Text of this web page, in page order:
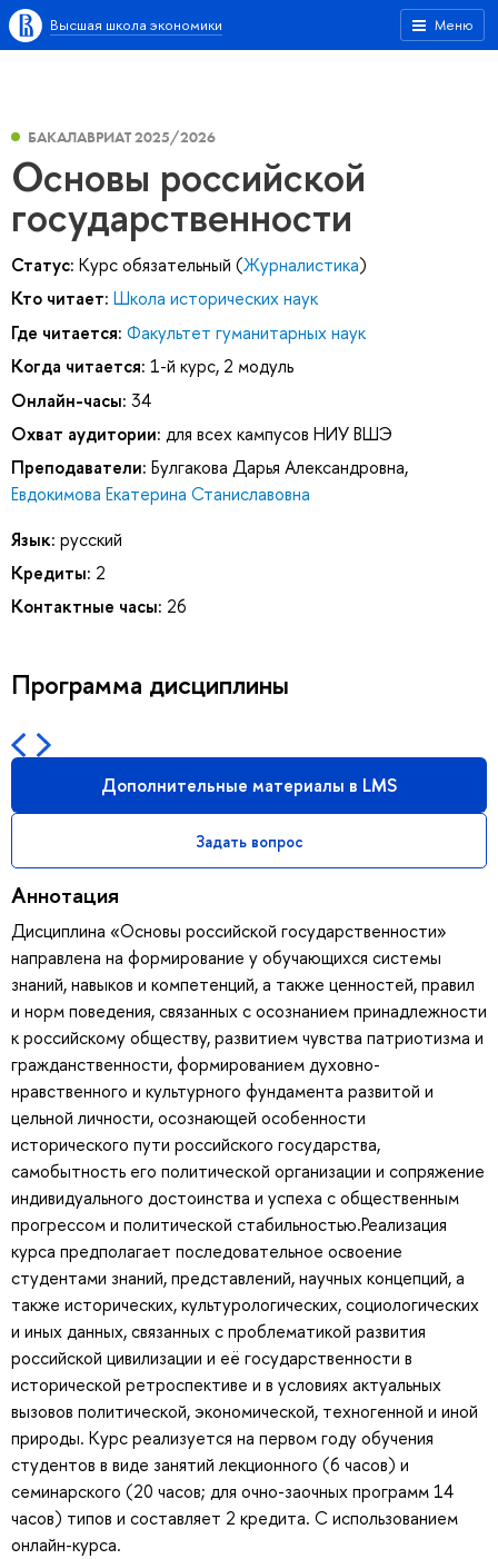
Меню
Высшая школа экономики
БАКАЛАВРИАТ 2025/2026
Основы российской
государственности
Статус: Курс обязательный (Журналистика)
Кто читает: Школа исторических наук
Где читается: Факультет гуманитарных наук
Когда читается: 1-й курс, 2 модуль
Онлайн-часы: 34
Охват аудитории: для всех кампусов НИУ ВШЭ
Преподаватели: Булгакова Дарья Александровна,
Евдокимова Екатерина Станиславовна
Язык: русский
Кредиты: 2
Контактные часы: 26
Программа дисциплины
Дополнительные материалы в LMS
Задать вопрос
Аннотация
Дисциплина «Основы российской государственности»
направлена на формирование у обучающихся системы
знаний, навыков и компетенций, а также ценностей, правил
и норм поведения, связанных с осознанием принадлежности
к российскому обществу, развитием чувства патриотизма и
гражданственности, формированием духовно-
нравственного и культурного фундамента развитой и
цельной личности, осознающей особенности
исторического пути российского государства,
самобытность его политической организации и сопряжение
индивидуального достоинства и успеха с общественным
прогрессом и политической стабильностью.Реализация
курса предполагает последовательное освоение
студентами знаний, представлений, научных концепций, а
также исторических, культурологических, социологических
и иных данных, связанных с проблематикой развития
российской цивилизации и её государственности в
исторической ретроспективе и в условиях актуальных
вызовов политической, экономической, техногенной и иной
природы. Курс реализуется на первом году обучения
студентов в виде занятий лекционного (6 часов) и
семинарского (20 часов; для очно-заочных программ 14
часов) типов и составляет 2 кредита. С использованием
онлайн-курса.